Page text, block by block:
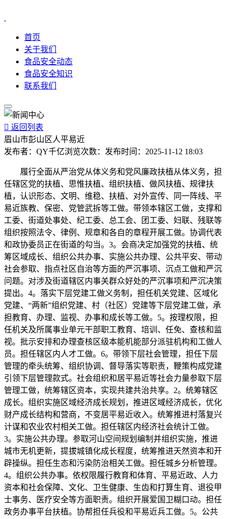
首页
关于我们
食品安全动态
食品安全知识
联系我们
 返回列表
眉山市彭山区人平易近
发布者： QY千亿浏览次数： 发布时间： 2025-11-12 18:03
履行全面从严治党从体义务和党风廉政扶植从体义务，担
任辖区党的扶植、思惟扶植、组织扶植、做风扶植、规律扶
植，认识形态、文明、维稳、扶植、对外宣传、同一阵线、平
易近族教、保密、党管武拆等工做。带领本辖区工做，支撑和
工委、街道处事处、纪工委、总工会、团工委、妇联、残联等
组织按照法令、律例、规章和各自的章程开展工做。协调代表
和政协委员正在街道的勾当。3。会商决定加强党的扶植、统
筹区域成长、组织公共办事、实施公共办理、公共平安、带动
社会参取、指点社区自治等方面的严沉事项、沉点工做和严沉
问题。对涉及街道辖区内事关群众好处的严沉事项和严沉决策
提出。4。落实下层党建工做义务制，担任机关党建、区域化
党建、“两新”组织党建、村（社区）党建等下层党建工做，承
担教育、办理、监视、办事和成长等工做。5。按理权限，担
任机关及所属事业单元干部职工教育、培训、任免、查核和监
视。批示安排和办理查核区级本能机能部分派驻机构和工做人
员。担任辖区内人才工做。6。带领下层社会管理，担任下层
管理的牵头统筹、组织协调、督导落实等职责，鞭策构成党建
引领下层管理款式。社会组织和居平易近等社会力量参取下层
管理工做，统筹辖区资本，实现共建共治共享。2。统筹辖区
成长。组织实施区域经济成长规划，推进区域经济成长，优化
财产成长结构和营商，不变居平易近收入。统筹推进村落复兴
计谋和农业农村相关工做。担任辖区内经济社会统计工做。
3。实施公共办理。参取河山空间规划编制并组织实施，推进
城市无机更新，提拔城镇化成长程度，统筹推进天然资本和开
辟操纵。担任生态和污染防治相关工做。担任城乡分析管理。
4。组织公共办事。依权限履行教育和体育、平易近政、人力
资本和社会保障、文化、卫生健康、生齿和打算生育、退役甲
士事务、医疗安全等方面职责。组织开展爱国卫糊口动。担任
政务办事平台扶植。协帮担任兵役和平易近兵工做。5。公共